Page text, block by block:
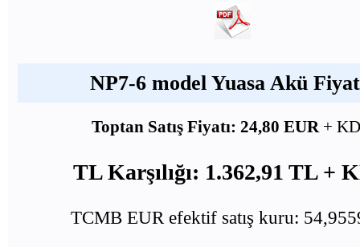
NP7-6 model Yuasa Akü
Toptan Satış Fiyatı: 24,80 EUR +
TL Karşılığı: 1.362,91 TL +
TCMB EUR efektif satış kuru: